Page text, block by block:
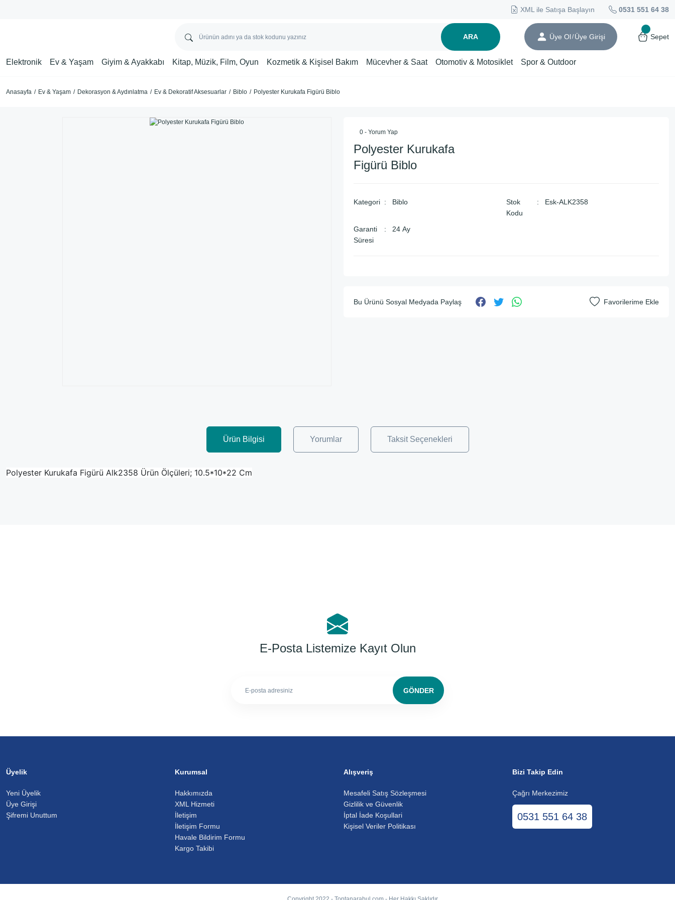
XML ile Satışa Başlayın 0531 551 64 38
ARA Üye Ol/ Üye Girişi Sepet
Elektronik Ev & Yaşam Giyim & Ayakkabı Kitap, Müzik, Film, Oyun Kozmetik & Kişisel Bakım Mücevher & Saat Otomotiv & Motosiklet Spor & Outdoor
Anasayfa Ev & Yaşam Dekorasyon & Aydınlatma Ev & Dekoratif Aksesuarlar Biblo Polyester Kurukafa Figürü Biblo
0 - Yorum Yap
Polyester Kurukafa
Figürü Biblo
Kategori Biblo
Stok
Kodu
Esk-ALK2358
Garanti
Süresi
24 Ay
Bu Ürünü Sosyal Medyada Paylaş
Ürün Bilgisi Yorumlar Taksit Seçenekleri
Polyester Kurukafa Figürü Alk2358 Ürün Ölçüleri; 10.5*10*22 Cm
E-Posta Listemize Kayıt Olun
GÖNDER
Üyelik
Yeni Üyelik
Üye Girişi
Şifremi Unuttum
Kurumsal
Hakkımızda
XML Hizmeti
İletişim
İletişim Formu
Havale Bildirim Formu
Kargo Takibi
Alışveriş
Mesafeli Satış Sözleşmesi
Gizlilik ve Güvenlik
İptal İade Koşullari
Kişisel Veriler Politikası
Bizi Takip Edin
Çağrı Merkezimiz
0531 551 64 38